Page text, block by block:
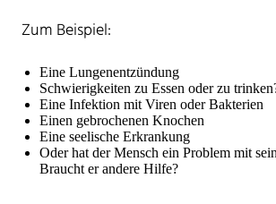
Zum Beispiel:
Eine Lungenentzündung
Schwierigkeiten zu Essen oder zu
Eine Infektion mit Viren oder Bakterien
Einen gebrochenen Knochen
Eine seelische Erkrankung
Oder hat der Mensch ein Problem mit
Braucht er andere Hilfe?